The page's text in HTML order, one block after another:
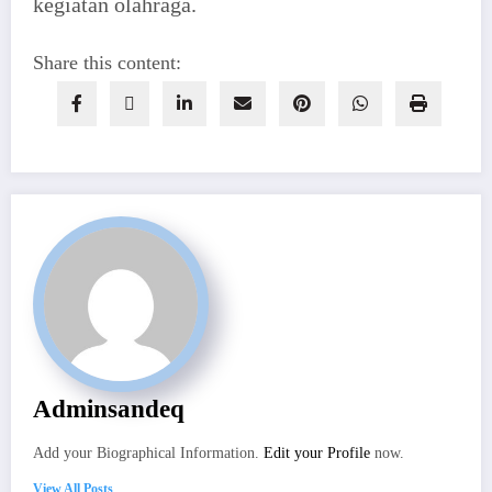
kegiatan olahraga.
Share this content:
Adminsandeq
Add your Biographical Information. Edit your Profile now.
View All Posts